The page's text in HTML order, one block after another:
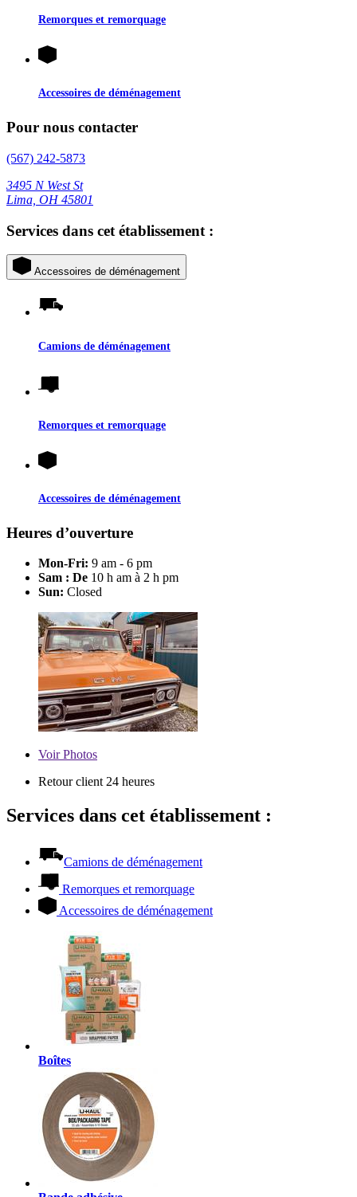
Remorques et remorquage
Accessoires de déménagement
Pour nous contacter
(567) 242-5873
3495 N West St
Lima, OH 45801
Services dans cet établissement :
Accessoires de déménagement
Camions de déménagement
Remorques et remorquage
Accessoires de déménagement
Heures d’ouverture
Mon-Fri: 9 am - 6 pm
Sam : De 10 h am à 2 h pm
Sun: Closed
VoirPhotos
Retour client 24 heures
Services dans cet établissement :
Camions de déménagement
Remorques et remorquage
Accessoires de déménagement
Boîtes